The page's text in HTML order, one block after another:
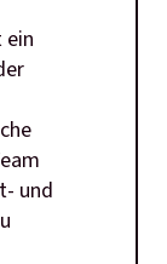
ein
und